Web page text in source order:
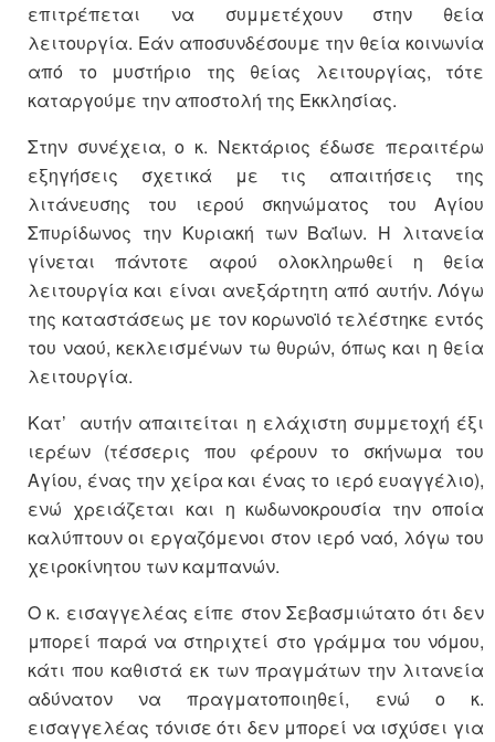
επιτρέπεται να συμμετέχουν στην θεία
λειτουργία. Εάν αποσυνδέσουμε την θεία κοινωνία
από το μυστήριο της θείας λειτουργίας, τότε
καταργούμε την αποστολή της Εκκλησίας.
Στην συνέχεια, ο κ. Νεκτάριος έδωσε περαιτέρω
εξηγήσεις σχετικά με τις απαιτήσεις της
λιτάνευσης του ιερού σκηνώματος του Αγίου
Σπυρίδωνος την Κυριακή των Βαΐων. Η λιτανεία
γίνεται πάντοτε αφού ολοκληρωθεί η θεία
λειτουργία και είναι ανεξάρτητη από αυτήν. Λόγω
της καταστάσεως με τον κορωνοϊό τελέστηκε εντός
του ναού, κεκλεισμένων τω θυρών, όπως και η θεία
λειτουργία.
Κατ’ αυτήν απαιτείται η ελάχιστη συμμετοχή έξι
ιερέων (τέσσερις που φέρουν το σκήνωμα του
Αγίου, ένας την χείρα και ένας το ιερό ευαγγέλιο),
ενώ χρειάζεται και η κωδωνοκρουσία την οποία
καλύπτουν οι εργαζόμενοι στον ιερό ναό, λόγω του
χειροκίνητου των καμπανών.
Ο κ. εισαγγελέας είπε στον Σεβασμιώτατο ότι δεν
μπορεί παρά να στηριχτεί στο γράμμα του νόμου,
κάτι που καθιστά εκ των πραγμάτων την λιτανεία
αδύνατον να πραγματοποιηθεί, ενώ ο κ.
εισαγγελέας τόνισε ότι δεν μπορεί να ισχύσει για